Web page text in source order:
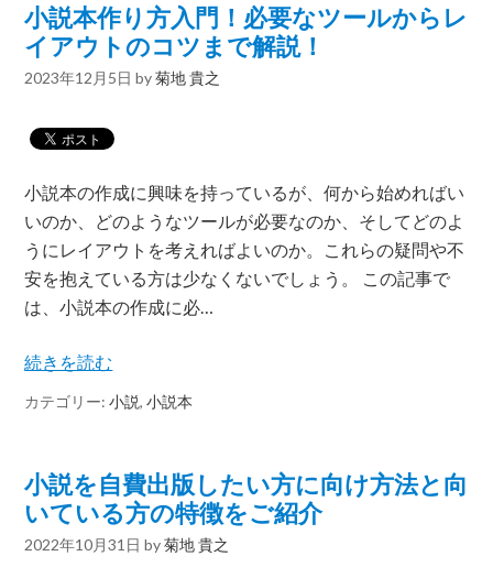
小説本作り方入門！必要なツールからレ
イアウトのコツまで解説！
2023年12月5日 by菊地 貴之
小説本の作成に興味を持っているが、何から始めればい
いのか、どのようなツールが必要なのか、そしてどのよ
うにレイアウトを考えればよいのか。これらの疑問や不
安を抱えている方は少なくないでしょう。 この記事で
は、小説本の作成に必…
続きを読む
カテゴリー:小説,小説本
小説を自費出版したい方に向け方法と向
いている方の特徴をご紹介
2022年10月31日 by菊地 貴之